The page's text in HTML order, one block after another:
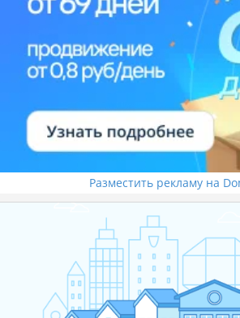
Разместить рекламу на